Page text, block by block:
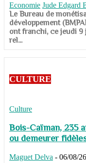
Economie Jude Edgard
​​​​​​​Le Bureau de
développement
ont franchi, ce jeudi 9
rel...
CULTURE
Culture
Bois-Caïman, 235
ou demeurer
Maguet Delva - 06/08/26